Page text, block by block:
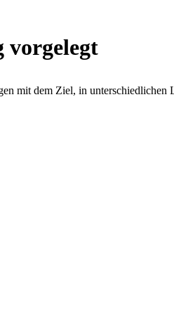
vorgelegt
mit dem Ziel, in unterschiedlichen